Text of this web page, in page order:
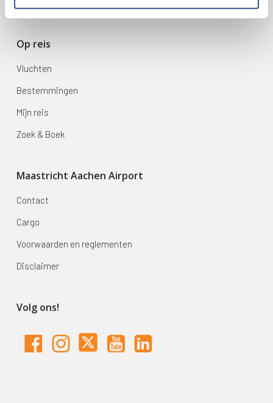
Op reis
Vluchten
Bestemmingen
Mijn reis
Zoek & Boek
Maastricht Aachen Airport
Contact
Cargo
Voorwaarden en reglementen
Disclaimer
Volg ons!